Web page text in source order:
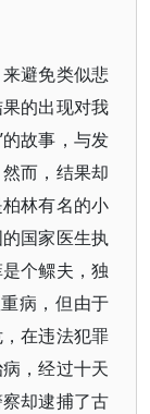
避免类似悲
的出现对我
故事，与发
而，结果却
林有名的小
国家医生执
个鳏夫，独
病，但由于
在违法犯罪
，经过十天
却逮捕了古